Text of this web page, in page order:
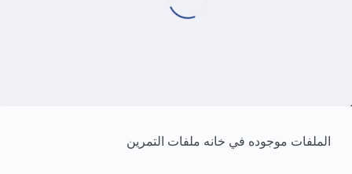
الملفات موجوده في خانه ملفات التمرين